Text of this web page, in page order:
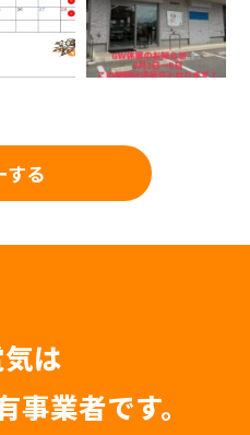
する
は
業者です。